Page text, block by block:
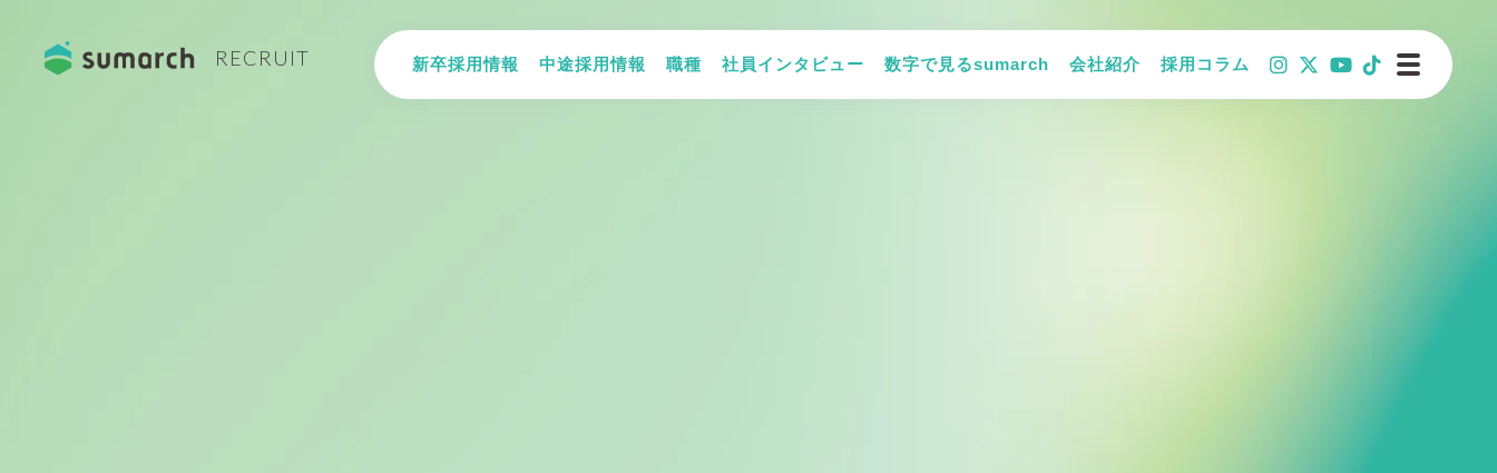
RECRUIT 新卒採用情報 中途採用情報 職種 社員インタビュー 数字で見るsumarch 会社紹介 採用コラム